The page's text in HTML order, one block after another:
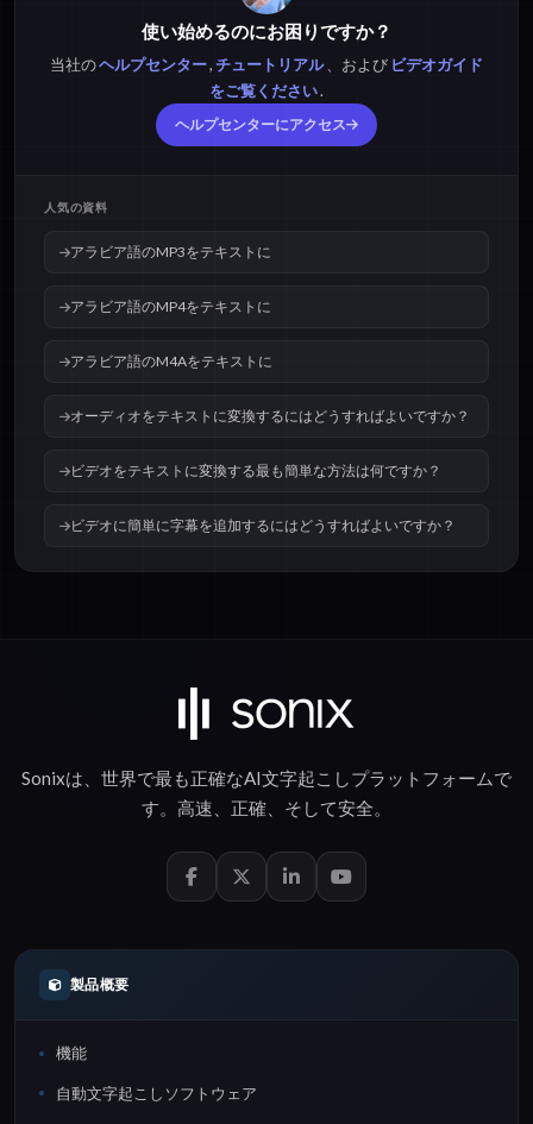
アラビア語のM4Aをテ
アラビア語のOPUSを
使い始めるのにお困りですか？
当社のヘルプセンター,チュートリアル、および ビデオガイド
をご覧ください.
ヘルプセンターにアクセス
人気の資料
アラビア語のMP3をテキストに
アラビア語のMP4をテキストに
アラビア語のM4Aをテキストに
オーディオをテキストに変換するにはどうすればよいですか？
ビデオをテキストに変換する最も簡単な方法は何ですか？
ビデオに簡単に字幕を追加するにはどうすればよいですか？
Sonixは、世界で最も正確なAI文字起こしプラットフォームで
す。 高速 正確 、そして安全。
製品概要
機能
自動文字起こしソフトウェア